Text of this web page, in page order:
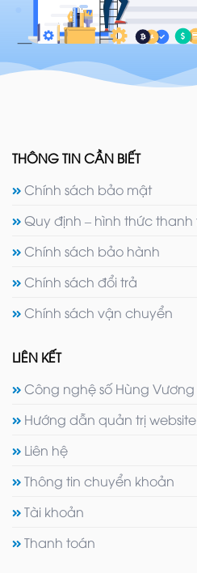
THÔNG TIN CẦN BIẾT
Chính sách bảo mật
Quy định – hình thức thanh
Chính sách bảo hành
Chính sách đổi trả
Chính sách vận chuyển
LIÊN KẾT
Công nghệ số Hùng Vương
Hướng dẫn quản trị website
Liên hệ
Thông tin chuyển khoản
Tài khoản
Thanh toán